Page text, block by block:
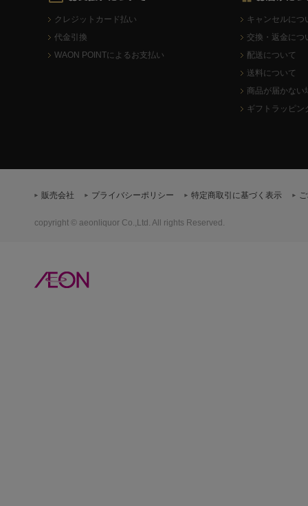
クレジットカード払い
代金引換
WAON POINTによるお支払い
キャンセルにつ
交換・返金につ
配送について
送料について
商品が届かない
ギフトラッピン
販売会社 プライバシーポリシー 特定商取引に基づく表示
copyright © aeonliquor Co.,Ltd. All rights Reserved.